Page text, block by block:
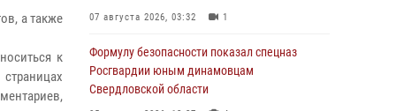
а также
к
07 августа 2026, 03:32 1
Формулу безопасности показал спецназ
Росгвардии юным динамовцам
Свердловской области